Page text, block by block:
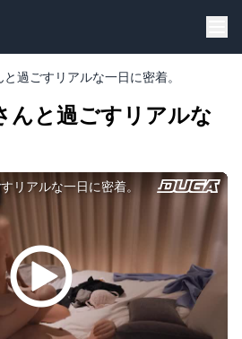
過ごすリアルな一日に密着。
んと過ごすリアルな